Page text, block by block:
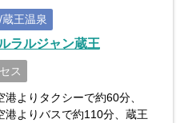
王温泉
ラルジャン蔵王
ス
港よりタクシーで約60分、
港よりバスで約110分、蔵王